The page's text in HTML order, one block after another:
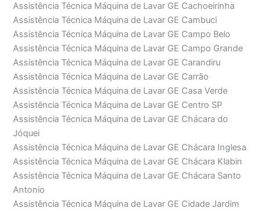
Assistência Técnica Máquina de Lavar GE Cachoeirinha
Assistência Técnica Máquina de Lavar GE Cambuci
Assistência Técnica Máquina de Lavar GE Campo Belo
Assistência Técnica Máquina de Lavar GE Campo Grande
Assistência Técnica Máquina de Lavar GE Carandiru
Assistência Técnica Máquina de Lavar GE Carrão
Assistência Técnica Máquina de Lavar GE Casa Verde
Assistência Técnica Máquina de Lavar GE Centro SP
Assistência Técnica Máquina de Lavar GE Chácara do
Jóquei
Assistência Técnica Máquina de Lavar GE Chácara Inglesa
Assistência Técnica Máquina de Lavar GE Chácara Klabin
Assistência Técnica Máquina de Lavar GE Chácara Santo
Antonio
Assistência Técnica Máquina de Lavar GE Cidade Jardim